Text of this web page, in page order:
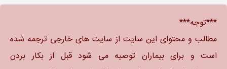
***توجه***
مطالب و محتوای این سایت از سایت های خارجی ترجمه شده
است و برای بیماران توصیه می شود قبل از بکار بردن